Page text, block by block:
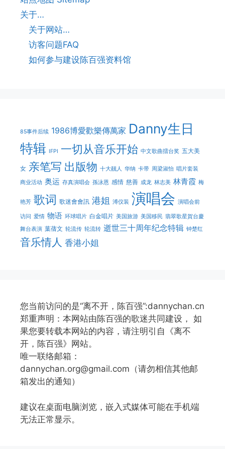
关于…
关于网站…
访客问题FAQ
如何参与建设陈百强资料馆
85事件后续 1986博愛歡樂傳萬家 Danny生日
特辑 IFPI 一切从音乐开始 中文歌曲擂台奖 五大美
女 亲笔写 出版物 十大靓人 华纳 卡带 周梁淑怡 唱片套装
商业活动 奥运 存真演唱会 孫泳恩 感情 慈善 成龙 林志美 林青霞 梅
艳芳 歌词 歌迷會會訊 港姐 溥仪装 演唱会 演唱会前
访问 爱情 物语 环球唱片 白金唱片 美国旅游 美国移民 翡翠歌星賀台慶
舞台表演 葉蒨文 轮流传 轮流转 逝世三十周年纪念特辑 钟楚红
音乐情人 香港小姐
您当前访问的是“离不开，陈百强”:dannychan.cn
郑重声明：本网站由陈百强的歌迷共同建设， 如
果您要转载本网站的内容，请注明引自《离不
开，陈百强》网站。
唯一联络邮箱：
dannychan.org@gmail.com（请勿相信其他邮
箱发出的通知）
建议在桌面电脑浏览，嵌入式媒体可能在手机端
无法正常显示。